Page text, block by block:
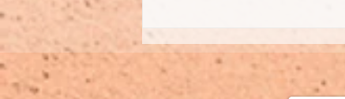
Emotionale Blockaden
lösen mit Essential
Emotions Coaching